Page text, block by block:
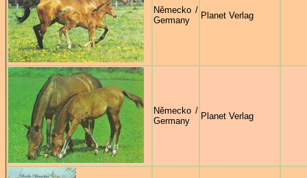
Německo /
Germany
Planet Verlag
Německo /
Germany
Planet Verlag